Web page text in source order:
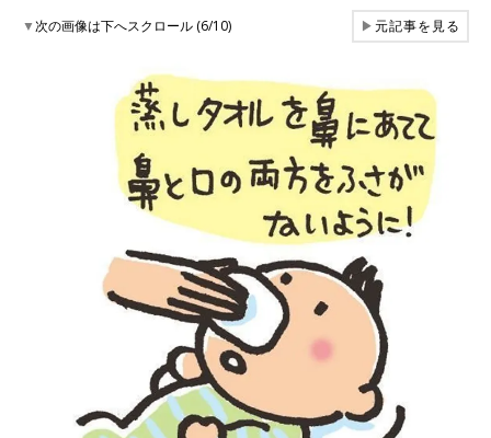
▼次の画像は下へスクロール (6/10) ▶元記事を見る